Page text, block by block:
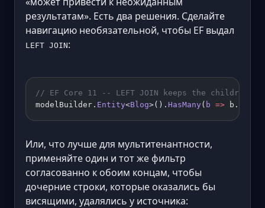
результатам». Есть два решения. Сделайте
навигацию необязательной, чтобы EF выдал
LEFT JOIN:
// EF Core 11 -- LEFT JOIN keeps the children
modelBuilder. Entity<Blog>(). HasMany( b =>
Или, что лучше для мультитенантности,
применяйте один и тот же фильтр
согласованно к обоим концам, чтобы
дочерние строки, которые оказались бы
висящими, удалялись у источника: